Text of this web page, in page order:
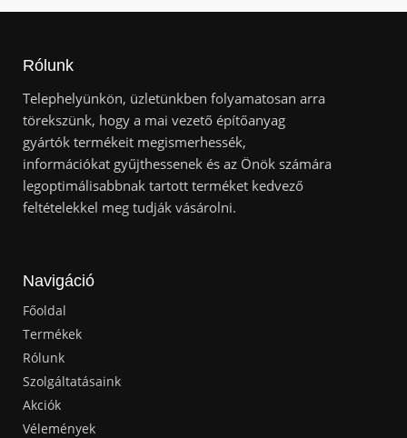
Rólunk
Telephelyünkön, üzletünkben folyamatosan arra
törekszünk, hogy a mai vezető építőanyag
gyártók termékeit megismerhessék,
információkat gyűjthessenek és az Önök számára
legoptimálisabbnak tartott terméket kedvező
feltételekkel meg tudják vásárolni.
Navigáció
Főoldal
Termékek
Rólunk
Szolgáltatásaink
Akciók
Vélemények